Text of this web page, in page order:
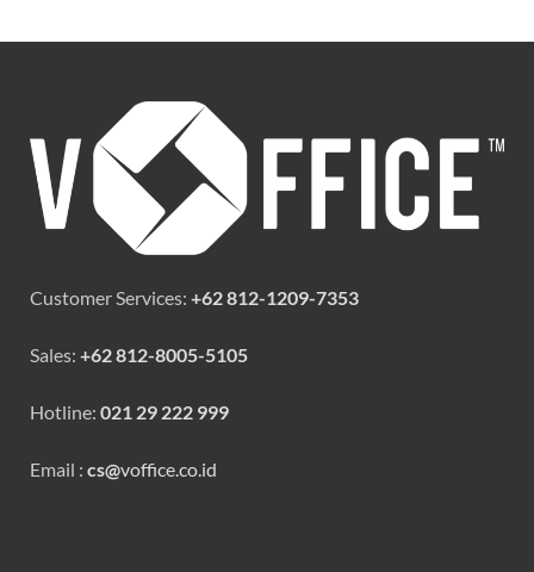
Customer Services: +62 812-1209-7353
Sales: +62 812-8005-5105
Hotline: 021 29 222 999
Email : cs@voffice.co.id